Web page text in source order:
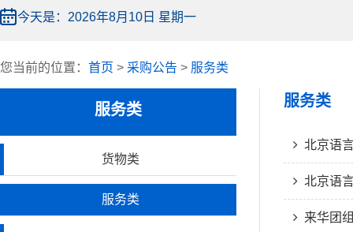
今天是： 2026年8月10日 星期一
您当前的位置： 首页 > 采购公告 > 服务类
服务类
货物类
服务类
服务类
北京语
北京语
来华团